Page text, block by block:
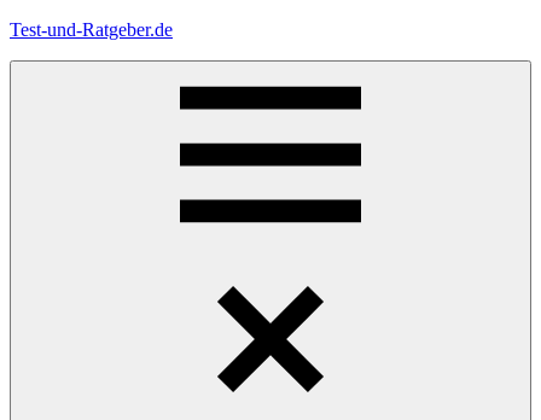
Zum
Test-und-Ratgeber.de